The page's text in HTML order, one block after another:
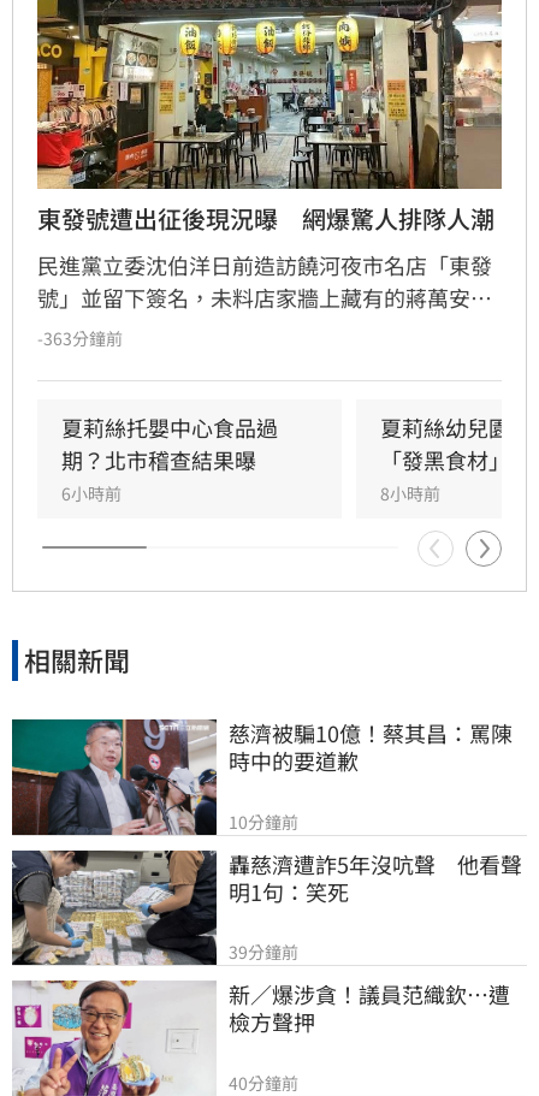
東發號遭出征後現況曝　網爆驚人排隊人潮
民進黨立委沈伯洋日前造訪饒河夜市名店「東發
號」並留下簽名，未料店家牆上藏有的蔣萬安舊
簽名意外曝光，引發網路熱議，更導致店家遭不
「舉雙手贊成」，強調店家牆面不應淪為政治戰
場，並呼籲民眾以實際消費支持。事件發酵後，
反倒激起民眾力挺，東發號現場湧現驚人排隊人
潮，許多網友紛紛留言支持，用行動守護在地美
味，展現民眾對老店遭受政治波及的不捨與支
持。
-363分鐘前
夏莉絲托嬰中心食品過
期？北市稽查結果曝
6小時前
夏莉絲幼兒園
「發黑食材」
8小時前
相關新聞
慈濟被騙10億！蔡其昌：罵陳
時中的要道歉
10分鐘前
轟慈濟遭詐5年沒吭聲　他看聲
明1句：笑死
39分鐘前
新／爆涉貪！議員范織欽…遭
檢方聲押
40分鐘前